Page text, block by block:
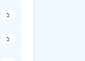
১
১